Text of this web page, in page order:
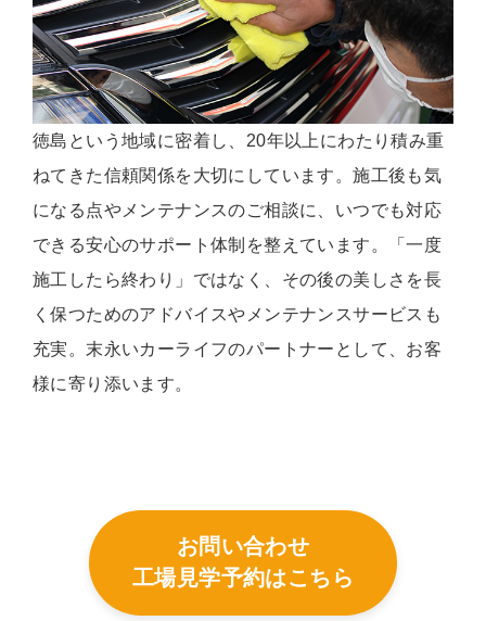
徳島という地域に密着し、20年以上にわたり積み重
ねてきた信頼関係を大切にしています。施工後も気
になる点やメンテナンスのご相談に、いつでも対応
できる安心のサポート体制を整えています。「一度
施工したら終わり」ではなく、その後の美しさを長
く保つためのアドバイスやメンテナンスサービスも
充実。末永いカーライフのパートナーとして、お客
様に寄り添います。
お問い合わせ
工場見学予約はこちら